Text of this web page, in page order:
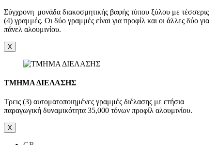
Σύγχρονη μονάδα διακοσμητικής βαφής τύπου ξύλου με τέσσερις
(4) γραμμές. Οι δύο γραμμές είναι για προφίλ και οι άλλες δύο για
πάνελ αλουμινίου.
X
ΤΜΗΜΑ ΔΙΕΛΑΣΗΣ
Τρεις (3) αυτοματοποιημένες γραμμές διέλασης με ετήσια
παραγωγική δυναμικότητα 35,000 τόνων προφίλ αλουμινίου.
X